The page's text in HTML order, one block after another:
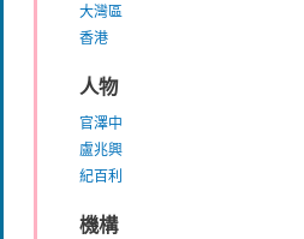
大灣區
香港
人物
官澤中
盧兆興
紀百利
機構